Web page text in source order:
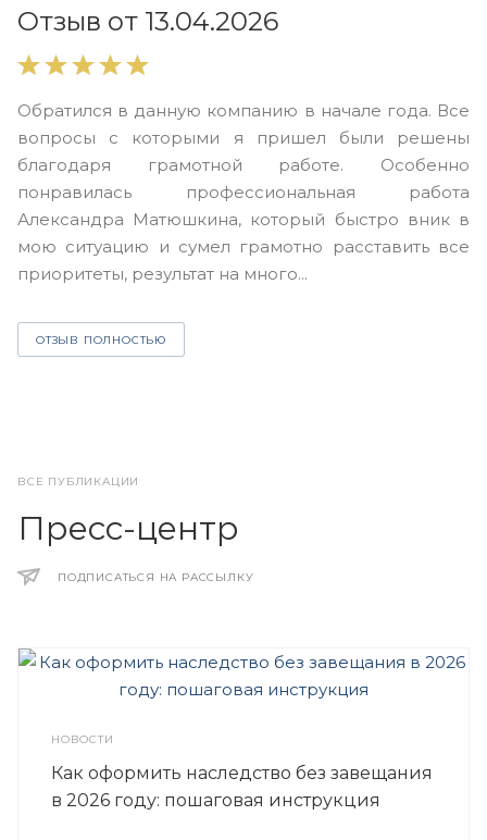
Отзыв от 13.04.2026
Обратился в данную компанию в начале года. Все
вопросы с которыми я пришел были решены
благодаря грамотной работе. Особенно
понравилась профессиональная работа
Александра Матюшкина, который быстро вник в
мою ситуацию и сумел грамотно расставить все
приоритеты, результат на много...
ОТЗЫВ ПОЛНОСТЬЮ
ВСЕ ПУБЛИКАЦИИ
Пресс-центр
ПОДПИСАТЬСЯ НА РАССЫЛКУ
НОВОСТИ
Как оформить наследство без завещания
в 2026 году: пошаговая инструкция